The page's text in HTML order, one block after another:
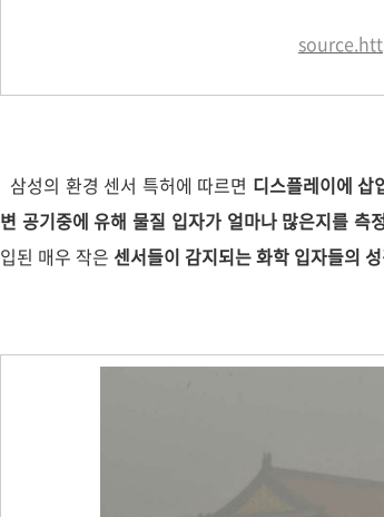
source.
삼성의 환경 센서 특허에 따르면 디스플레이에 삽
변 공기중에 유해 물질 입자가 얼마나 많은지를 측
입된 매우 작은 센서들이 감지되는 화학 입자들의